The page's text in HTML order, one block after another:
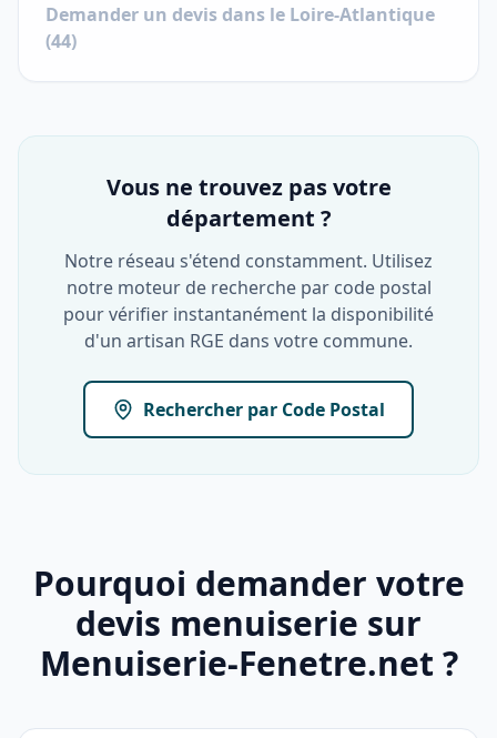
Demander un devis dans le Loire-Atlantique
(44)
Vous ne trouvez pas votre
département ?
Notre réseau s'étend constamment. Utilisez
notre moteur de recherche par code postal
pour vérifier instantanément la disponibilité
d'un artisan RGE dans votre commune.
Rechercher par Code Postal
Pourquoi demander votre
devis menuiserie sur
Menuiserie-Fenetre.net ?